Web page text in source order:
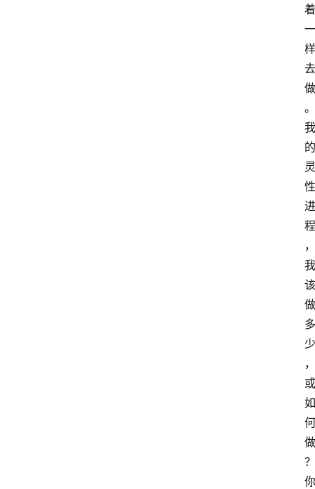
着
一
样
去
做
。
我
的
灵
性
进
程
，
我
该
做
多
少
，
或
如
何
做
？
你